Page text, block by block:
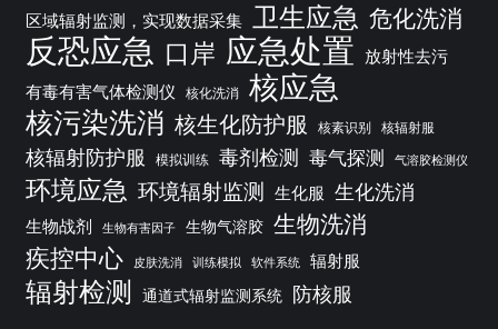
区域辐射监测，实现数据采集 卫生应急 危化洗消
反恐应急 口岸 应急处置
放射性去污
有毒有害气体检测仪
核化洗消 核应急
核污染洗消 核生化防护服 核素识别 核辐射服
核辐射防护服 模拟训练 毒剂检测 毒气探测 气溶胶检测仪
环境应急 环境辐射监测 生化服 生化洗消
生物战剂 生物有害因子 生物气溶胶 生物洗消
疾控中心
皮肤洗消 训练模拟 软件系统 辐射服
辐射检测 通道式辐射监测系统 防核服